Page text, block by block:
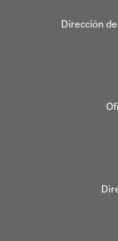
Dirección